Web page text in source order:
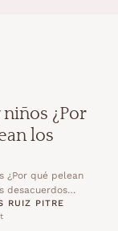
niños ¿Por
los
¿Por qué pelean
desacuerdos
son muy
parte del …
RUIZ PITRE